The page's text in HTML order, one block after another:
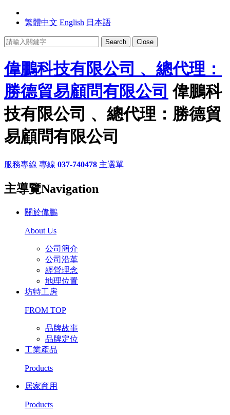
繁體中文 English 日本語
Search Close
偉鵬科技有限公司 、總代理：
勝德貿易顧問有限公司 偉鵬科
技有限公司 、總代理：勝德貿
易顧問有限公司
服務專線 專線 037-740478 主選單
主導覽Navigation
關於偉鵬
About Us
公司簡介
公司沿革
經營理念
地理位置
坊特工房
FROM TOP
品牌故事
品牌定位
工業產品
Products
居家商用
Products